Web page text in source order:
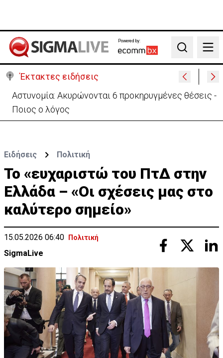
Powered by:
Search
Έκτακτες ειδήσεις
Β. Βάσεις για κεραίες: Δεν διαπιστώθηκε αυξημένη
συχνότητα εμφάνισης καρκίνου
Ειδήσεις Πολιτική
Το «ευχαριστώ του ΠτΔ στην
Ελλάδα – «Οι σχέσεις μας στο
καλύτερο σημείο»
15.05.2026 06:40 Πολιτική
SigmaLive